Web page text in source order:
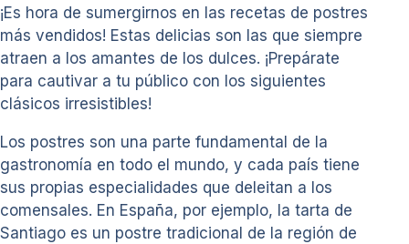
¡Es hora de sumergirnos en las recetas de postres
más vendidos! Estas delicias son las que siempre
atraen a los amantes de los dulces. ¡Prepárate
para cautivar a tu público con los siguientes
clásicos irresistibles!
Los postres son una parte fundamental de la
gastronomía en todo el mundo, y cada país tiene
sus propias especialidades que deleitan a los
comensales. En España, por ejemplo, la tarta de
Santiago es un postre tradicional de la región de